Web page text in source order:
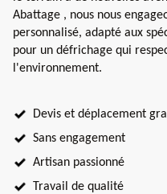
Abattage , nous nous
personnalisé, adapté aux
pour un défrichage qui
l'environnement.
Devis et déplacement
Sans engagement
Artisan passionné
Travail de qualité